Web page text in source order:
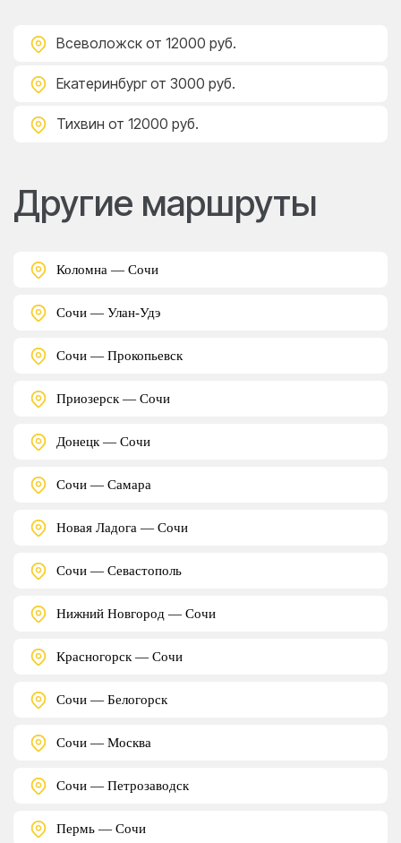
Всеволожск от 12000 руб.
Екатеринбург от 3000 руб.
Тихвин от 12000 руб.
Другие маршруты
Коломна — Сочи
Сочи — Улан-Удэ
Сочи — Прокопьевск
Приозерск — Сочи
Донецк — Сочи
Сочи — Самара
Новая Ладога — Сочи
Сочи — Севастополь
Нижний Новгород — Сочи
Красногорск — Сочи
Сочи — Белогорск
Сочи — Москва
Сочи — Петрозаводск
Пермь — Сочи